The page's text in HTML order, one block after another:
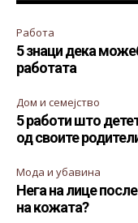
Работа
5 знаци дека
работата
Дом и семејство
5 работи што
од своите
Мода и убавина
Нега на лице
на кожата?